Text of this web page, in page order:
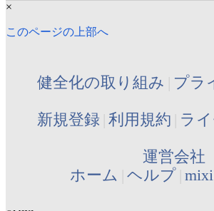
×
このページの上部へ
健全化の取り組み プラ
新規登録 利用規約 ラ
運営会社
ホーム ヘルプ